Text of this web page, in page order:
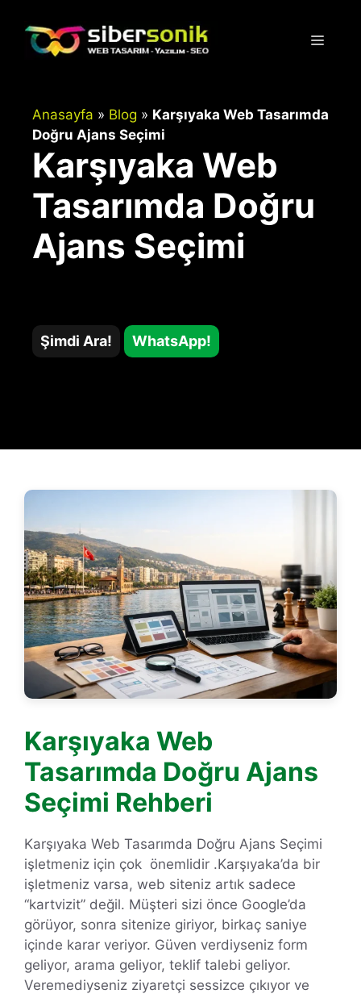
Menü
Anasayfa » Blog » Karşıyaka Web Tasarımda
Doğru Ajans Seçimi
Karşıyaka Web
Tasarımda Doğru
Ajans Seçimi
Şimdi Ara! WhatsApp!
Karşıyaka Web
Tasarımda Doğru Ajans
Seçimi Rehberi
Karşıyaka Web Tasarımda Doğru Ajans Seçimi
işletmeniz için çok önemlidir .Karşıyaka’da bir
işletmeniz varsa, web siteniz artık sadece
“kartvizit” değil. Müşteri sizi önce Google’da
görüyor, sonra sitenize giriyor, birkaç saniye
içinde karar veriyor. Güven verdiyseniz form
geliyor, arama geliyor, teklif talebi geliyor.
Veremediyseniz ziyaretçi sessizce çıkıyor ve